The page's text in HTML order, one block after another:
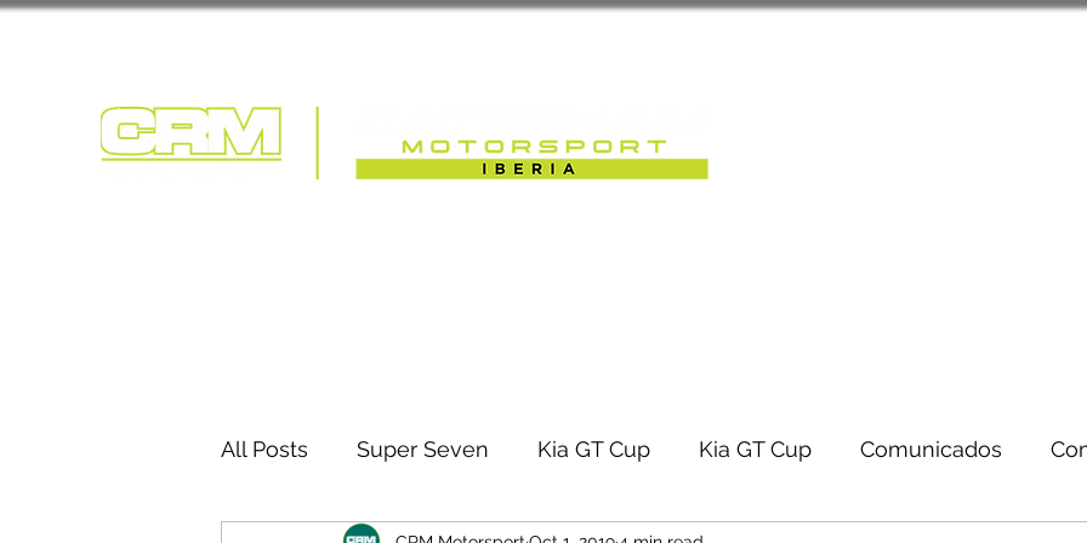
All Posts Super Seven Kia GT Cup Kia GT Cup Comunicados